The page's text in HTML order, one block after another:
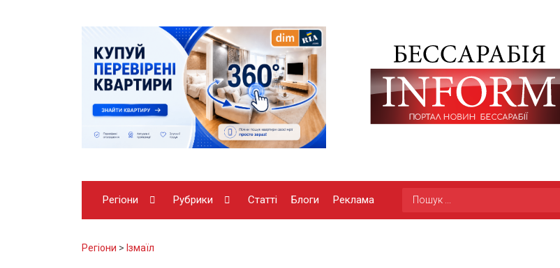
Регіони Рубрики Статті Блоги Реклама
Регіони > Ізмаїл